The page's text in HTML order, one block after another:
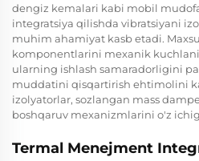
dengiz kemalari kabi mobil
integratsiya qilishda vibratsiyani
muhim ahamiyat kasb etadi.
komponentlarini mexanik
ularning ishlash samaradorligini
muddatini qisqartirish ehtimolini
izolyatorlar, sozlangan mass
boshqaruv mexanizmlarini o'z
Termal Menejment